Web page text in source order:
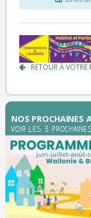
RETOUR À VOTRE
NOS PROCHAINES
Voir les 3